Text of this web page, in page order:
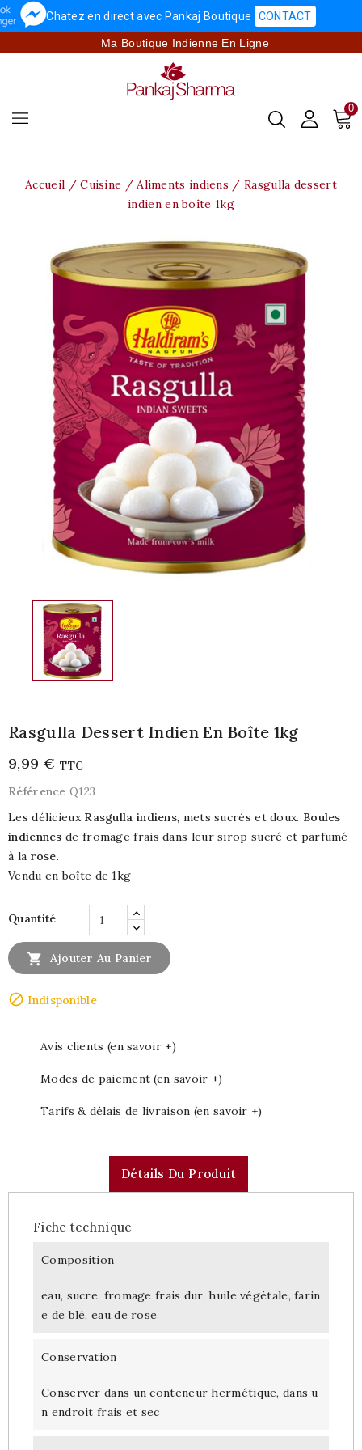
Chatez en direct avec Pankaj Boutique CONTACT
Ma Boutique Indienne En Ligne
0
Accueil Cuisine Aliments indiens
Rasgulla dessert
indien en boîte 1kg
Rasgulla Dessert Indien En Boîte 1kg
9,99 € TTC
Référence Q123
Les délicieux Rasgulla indiens, mets sucrés et doux. Boules
indiennes de fromage frais dans leur sirop sucré et parfumé
à la rose.
Vendu en boîte de 1kg
Quantité
 Ajouter Au Panier
 Indisponible
Avis clients (en savoir +)
Modes de paiement (en savoir +)
Tarifs & délais de livraison (en savoir +)
Détails Du Produit
Fiche technique
Composition
eau, sucre, fromage frais dur, huile végétale, farin
e de blé, eau de rose
Conservation
Conserver dans un conteneur hermétique, dans u
n endroit frais et sec